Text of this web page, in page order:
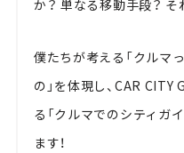
か？ 単なる移動手段？
僕たちが考える「クルマ
の」を体現し、CAR
る「クルマでのシティガ
ます！